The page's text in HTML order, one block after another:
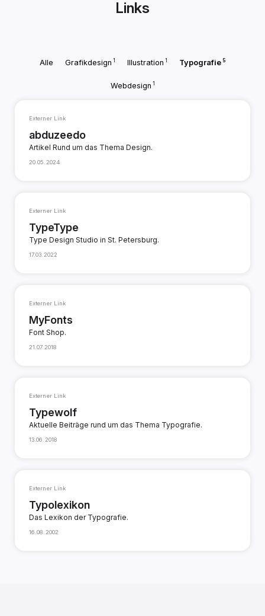
Links
Alle Grafikdesign 1 Illustration 1 Typografie 5
Webdesign 1
Externer Link
abduzeedo
Artikel Rund um das Thema Design.
20.05.2024
Externer Link
TypeType
Type Design Studio in St. Petersburg.
17.03.2022
Externer Link
MyFonts
Font Shop.
21.07.2018
Externer Link
Typewolf
Aktuelle Beiträge rund um das Thema Typografie.
13.06.2018
Externer Link
Typolexikon
Das Lexikon der Typografie.
16.08.2002